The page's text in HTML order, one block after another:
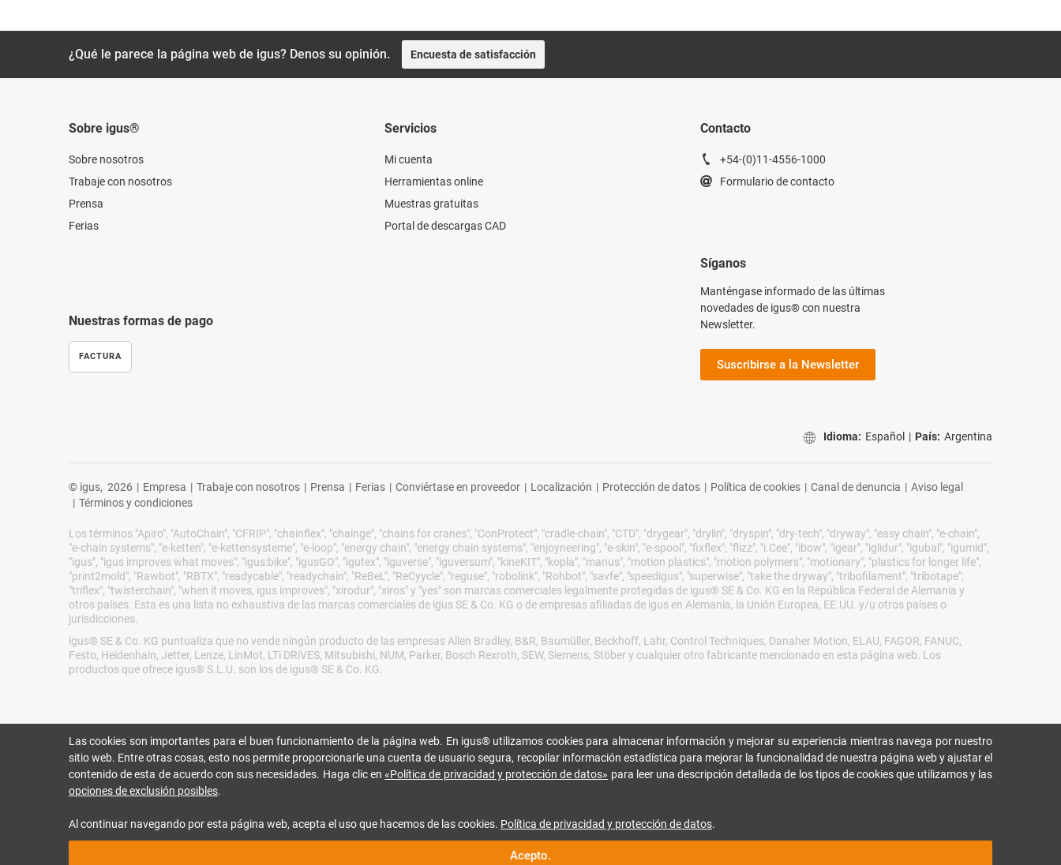
¿Qué le parece la página web de igus? Denos su opinión. Encuesta de satisfacción
Sobre igus®
Sobre nosotros
Trabaje con nosotros
Prensa
Ferias
Servicios
Mi cuenta
Herramientas online
Muestras gratuitas
Portal de descargas CAD
Contacto
+54-(0)11-4556-1000
Formulario de contacto
Nuestras formas de pago
FACTURA
Síganos
Manténgase informado de las últimas
novedades de igus® con nuestra
Newsletter.
Suscribirse a la Newsletter
Idioma: Español | País: Argentina
© igus, 2026 | Empresa | Trabaje con nosotros | Prensa | Ferias | Conviértase en proveedor | Localización | Protección de datos | Política de cookies | Canal de denuncia | Aviso legal
| Términos y condiciones
Los términos "Apiro", "AutoChain", "CFRIP", "chainflex", "chainge", "chains for cranes", "ConProtect", "cradle-chain", "CTD", "drygear", "drylin", "dryspin", "dry-tech", "dryway", "easy chain", "e-chain",
"e-chain systems", "e-ketten", "e-kettensysteme", "e-loop", "energy chain", "energy chain systems", "enjoyneering", "e-skin", "e-spool", "fixflex", "flizz", "i.Cee", "ibow", "igear", "iglidur", "igubal", "igumid",
"igus", "igus improves what moves", "igus:bike", "igusGO", "igutex", "iguverse", "iguversum", "kineKIT", "kopla", "manus", "motion plastics", "motion polymers", "motionary", "plastics for longer life",
"print2mold", "Rawbot", "RBTX", "readycable", "readychain", "ReBeL", "ReCyycle", "reguse", "robolink", "Rohbot", "savfe", "speedigus", "superwise", "take the dryway", "tribofilament", "tribotape",
"triflex", "twisterchain", "when it moves, igus improves", "xirodur", "xiros" y "yes" son marcas comerciales legalmente protegidas de igus® SE & Co. KG en la República Federal de Alemania y
otros países. Esta es una lista no exhaustiva de las marcas comerciales de igus SE & Co. KG o de empresas afiliadas de igus en Alemania, la Unión Europea, EE.UU. y/u otros países o
jurisdicciones.
igus® SE & Co. KG puntualiza que no vende ningún producto de las empresas Allen Bradley, B&R, Baumüller, Beckhoff, Lahr, Control Techniques, Danaher Motion, ELAU, FAGOR, FANUC,
Festo, Heidenhain, Jetter, Lenze, LinMot, LTi DRiVES, Mitsubishi, NUM, Parker, Bosch Rexroth, SEW, Siemens, Stöber y cualquier otro fabricante mencionado en esta página web. Los
productos que ofrece igus® S.L.U. son los de igus® SE & Co. KG.
Las cookies son importantes para el buen funcionamiento de la página web. En igus® utilizamos cookies para almacenar información y mejorar su experiencia mientras navega por nuestro
sitio web. Entre otras cosas, esto nos permite proporcionarle una cuenta de usuario segura, recopilar información estadística para mejorar la funcionalidad de nuestra página web y ajustar el
contenido de esta de acuerdo con sus necesidades. Haga clic en«Política de privacidad y protección de datos» para leer una descripción detallada de los tipos de cookies que utilizamos y las
opciones de exclusión posibles.
Al continuar navegando por esta página web, acepta el uso que hacemos de las cookies. Política de privacidad y protección de datos.
Acepto.